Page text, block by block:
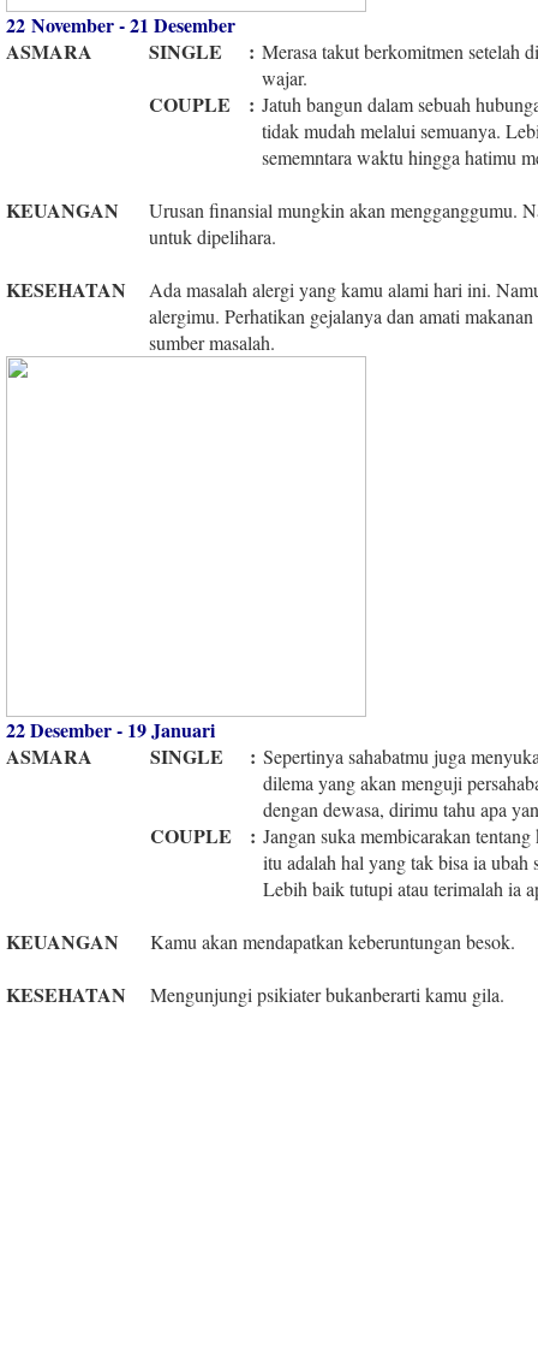
22 November - 21 Desember
ASMARA
SINGLE : Merasa takut berkomitmen setelah
wajar.
COUPLE : Jatuh bangun dalam sebuah
tidak mudah melalui semuanya.
sememntara waktu hingga hatimu
KEUANGAN
Urusan finansial mungkin akan mengganggumu.
untuk dipelihara.
KESEHATAN
Ada masalah alergi yang kamu alami hari ini.
alergimu. Perhatikan gejalanya dan amati
sumber masalah.
22 Desember - 19 Januari
ASMARA
SINGLE : Sepertinya sahabatmu juga
dilema yang akan menguji
dengan dewasa, dirimu tahu apa
COUPLE : Jangan suka membicarakan
itu adalah hal yang tak bisa ia
Lebih baik tutupi atau terimalah ia
KEUANGAN Kamu akan mendapatkan keberuntungan besok.
KESEHATAN Mengunjungi psikiater bukanberarti kamu gila.